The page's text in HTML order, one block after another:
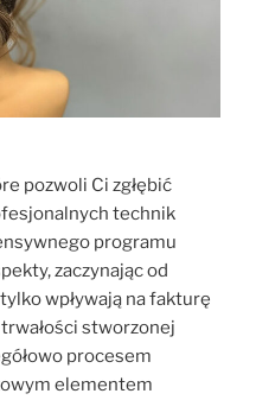
pozwoli Ci zgłębić
technik
programu
zaczynając od
wpływają na fakturę
stworzonej
procesem
elementem